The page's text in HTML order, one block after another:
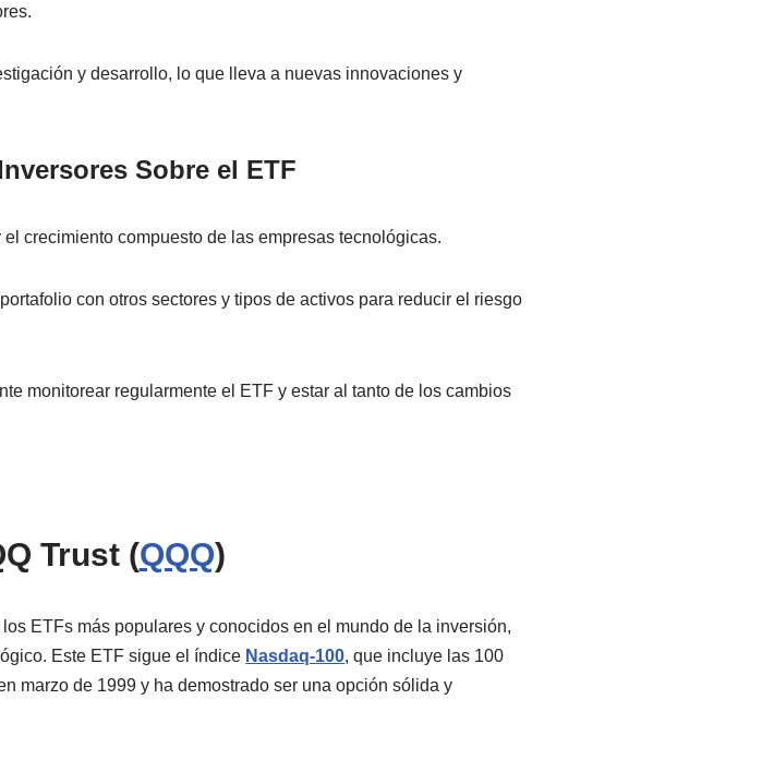
y desarrollo, lo que lleva a nuevas innovaciones y
Sobre el ETF
crecimiento compuesto de las empresas tecnológicas.
con otros sectores y tipos de activos para reducir el riesgo
monitorear regularmente el ETF y estar al tanto de los cambios
Trust (QQQ)
ETFs más populares y conocidos en el mundo de la inversión,
Este ETF sigue el índice Nasdaq-100, que incluye las 100
marzo de 1999 y ha demostrado ser una opción sólida y